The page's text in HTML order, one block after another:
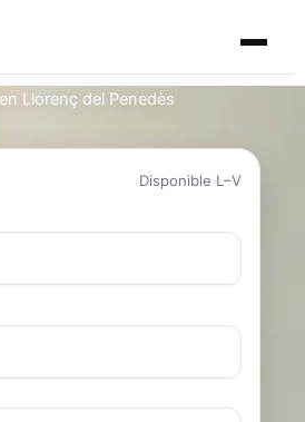
Llorenç del Penedès
Disponible L–V